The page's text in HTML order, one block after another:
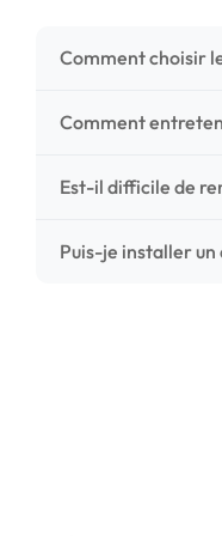
Comment choisir
Pour ne pas vous
Comment
Un entretien
Est-il difficile de
C'est une
Puis-je installer